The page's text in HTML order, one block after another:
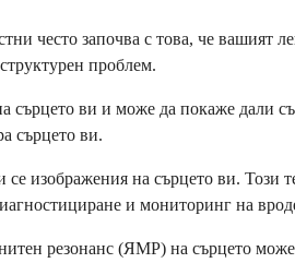
често започва с това, че
проблем.
сърцето ви и може да покаже дали
сърцето ви.
изображения на сърцето ви.
и мониторинг на
резонанс (ЯМР) на сърцето